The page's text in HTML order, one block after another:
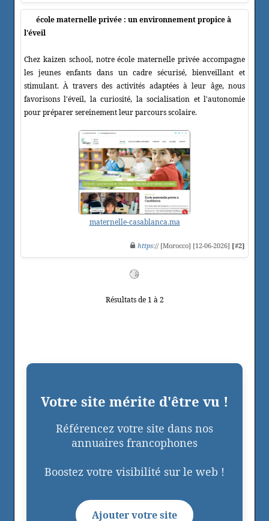
école maternelle privée : un environnement propice à
l'éveil
Chez kaizen school, notre école maternelle privée accompagne
les jeunes enfants dans un cadre sécurisé, bienveillant et
stimulant. À travers des activités adaptées à leur âge, nous
favorisons l'éveil, la curiosité, la socialisation et l'autonomie
pour préparer sereinement leur parcours scolaire.
maternelle-casablanca.ma
https:// [Morocco] [12-06-2026] [#2]
Résultats de 1 à 2
Votre site mérite d'être vu !
Référencez votre site dans nos
annuaires francophones
Boostez votre visibilité sur le web !
Ajouter votre site